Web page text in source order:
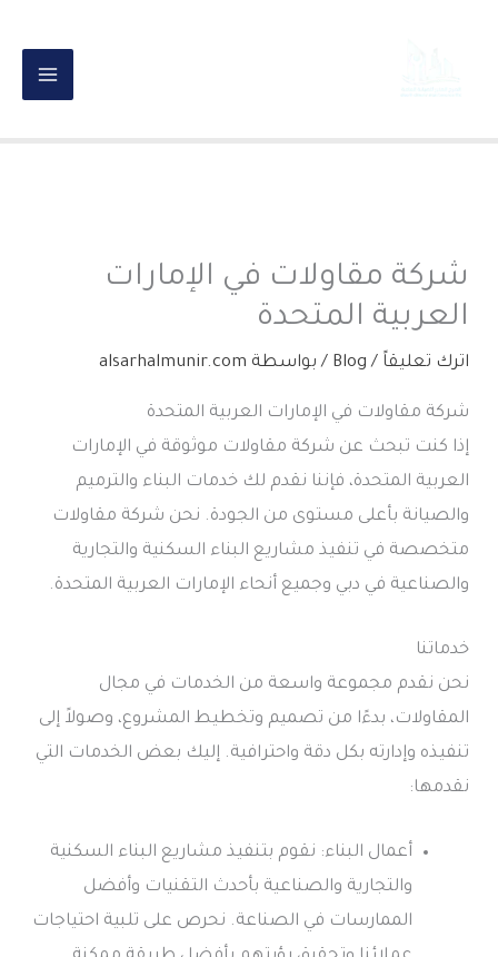
شركة مقاولات في الإمارات
العربية المتحدة
اترك تعليقاً /
Blog / بواسطة alsarhalmunir.com
شركة مقاولات في الإمارات العربية المتحدة
إذا كنت تبحث عن شركة مقاولات موثوقة في الإمارات
العربية المتحدة، فإننا نقدم لك خدمات البناء والترميم
والصيانة بأعلى مستوى من الجودة. نحن شركة مقاولات
متخصصة في تنفيذ مشاريع البناء السكنية والتجارية
والصناعية في دبي وجميع أنحاء الإمارات العربية المتحدة.
خدماتنا
نحن نقدم مجموعة واسعة من الخدمات في مجال
المقاولات، بدءًا من تصميم وتخطيط المشروع، وصولاً إلى
تنفيذه وإدارته بكل دقة واحترافية. إليك بعض الخدمات التي
نقدمها:
أعمال البناء: نقوم بتنفيذ مشاريع البناء السكنية
والتجارية والصناعية بأحدث التقنيات وأفضل
الممارسات في الصناعة. نحرص على تلبية احتياجات